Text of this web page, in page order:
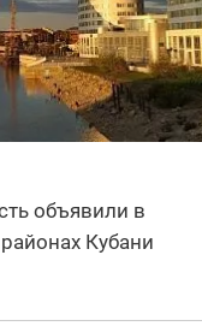
объявили в
Кубани